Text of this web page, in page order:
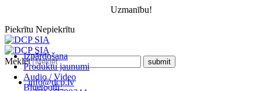
Uzmanību!
Piekrītu Nepiekrītu
Izpārdošana
Produktu jaunumi
Audio / Video
Bluetooth
Meklēt
info@dcp.lv